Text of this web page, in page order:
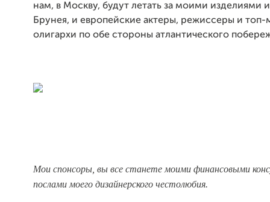
нам, в Москву, будут летать за моими изделиями
Брунея, и европейские актеры, режиссеры и
олигархи по обе стороны атлантического
Мои спонсоры, вы все станете моими финансовыми
послами моего дизайнерского честолюбия.